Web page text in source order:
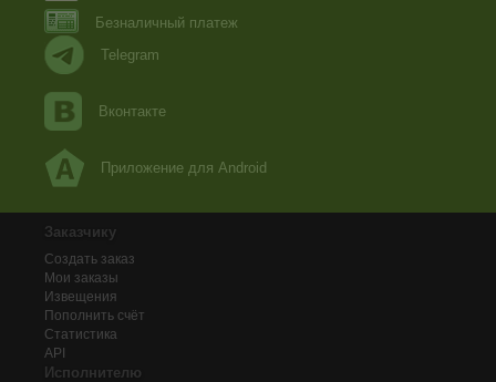
Безналичный платеж
Telegram
Вконтакте
Приложение для Android
Заказчику
Создать заказ
Мои заказы
Извещения
Пополнить счёт
Статистика
API
Исполнителю